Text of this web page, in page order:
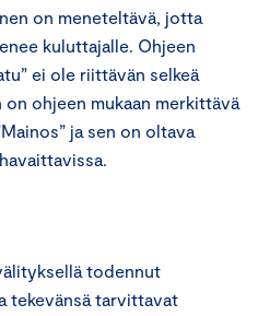
on meneteltävä, jotta
kuluttajalle. Ohjeen
ei ole riittävän selkeä
ohjeen mukaan merkittävä
ja sen on oltava
todennut
tekevänsä tarvittavat